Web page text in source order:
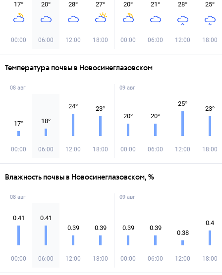
17°
00:00
20°
06:00
28°
12:00
27°
18:00
20°
00:00
21°
06:00
28°
12:00
25°
18:00
Температура почвы в Новосинеглазовском
08 авг
17°
00:00
18°
06:00
24°
12:00
23°
18:00
09 авг
20°
00:00
20°
06:00
25°
12:00
23°
18:00
Влажность почвы в Новосинеглазовском, %
08 авг
0.41
00:00
0.41
06:00
0.39
12:00
0.39
18:00
09 авг
0.39
00:00
0.39
06:00
0.38
12:00
0.4
18:00